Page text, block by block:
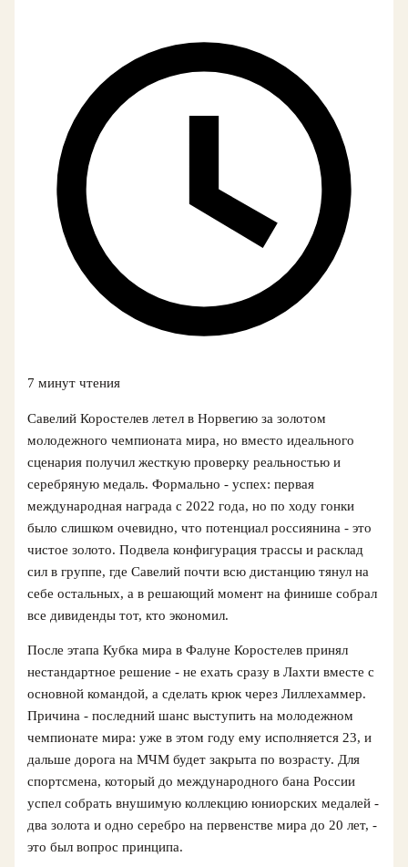
7 минут чтения
Савелий Коростелев летел в Норвегию за золотом
молодежного чемпионата мира, но вместо идеального
сценария получил жесткую проверку реальностью и
серебряную медаль. Формально - успех: первая
международная награда с 2022 года, но по ходу гонки
было слишком очевидно, что потенциал россиянина - это
чистое золото. Подвела конфигурация трассы и расклад
сил в группе, где Савелий почти всю дистанцию тянул на
себе остальных, а в решающий момент на финише собрал
все дивиденды тот, кто экономил.
После этапа Кубка мира в Фалуне Коростелев принял
нестандартное решение - не ехать сразу в Лахти вместе с
основной командой, а сделать крюк через Лиллехаммер.
Причина - последний шанс выступить на молодежном
чемпионате мира: уже в этом году ему исполняется 23, и
дальше дорога на МЧМ будет закрыта по возрасту. Для
спортсмена, который до международного бана России
успел собрать внушимую коллекцию юниорских медалей -
два золота и одно серебро на первенстве мира до 20 лет, -
это был вопрос принципа.